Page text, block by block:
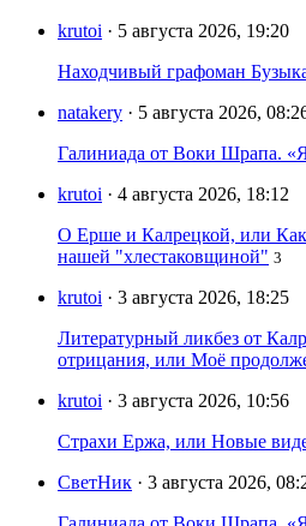
krutoi · 5 августа 2026, 19:20
Находчивый графоман
natakery · 5 августа 2026,
Галиниада от Воки Шрапа.
krutoi · 4 августа 2026, 18:12
О Ерше и Калрецкой, или Как
нашей "хлестаковщиной" 3
krutoi · 3 августа 2026, 18:25
Литературный ликбез от
отрицания, или Моё
krutoi · 3 августа 2026, 10:56
Страхи Ержа, или Новые
СветНик · 3 августа 2026,